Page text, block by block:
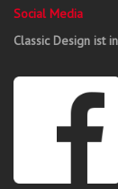
Social Media
Classic Design ist